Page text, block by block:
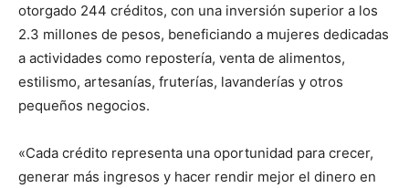
otorgado 244 créditos, con una inversión superior a los
2.3 millones de pesos, beneficiando a mujeres dedicadas
a actividades como repostería, venta de alimentos,
estilismo, artesanías, fruterías, lavanderías y otros
pequeños negocios.
«Cada crédito representa una oportunidad para crecer,
generar más ingresos y hacer rendir mejor el dinero en